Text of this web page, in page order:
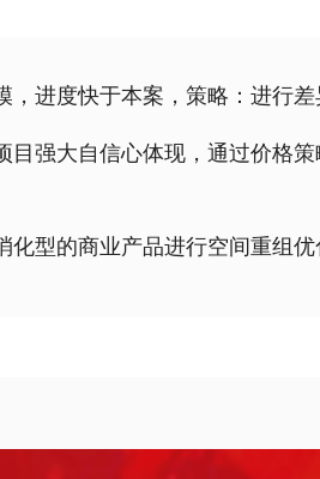
，进度快于本案，策略：进行
目强大自信心体现，通过价格
化型的商业产品进行空间重组